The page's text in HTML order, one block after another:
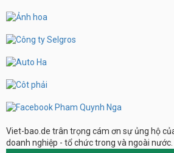
Viet-bao.de trân trọng cám ơn sự ủng hộ
doanh nghiệp - tổ chức trong và ngoài nước.